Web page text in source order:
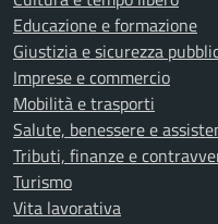
Educazione e formazione
Giustizia e sicurezza
Imprese e commercio
Mobilità e trasporti
Salute, benessere e
Tributi, finanze e
Turismo
Vita lavorativa